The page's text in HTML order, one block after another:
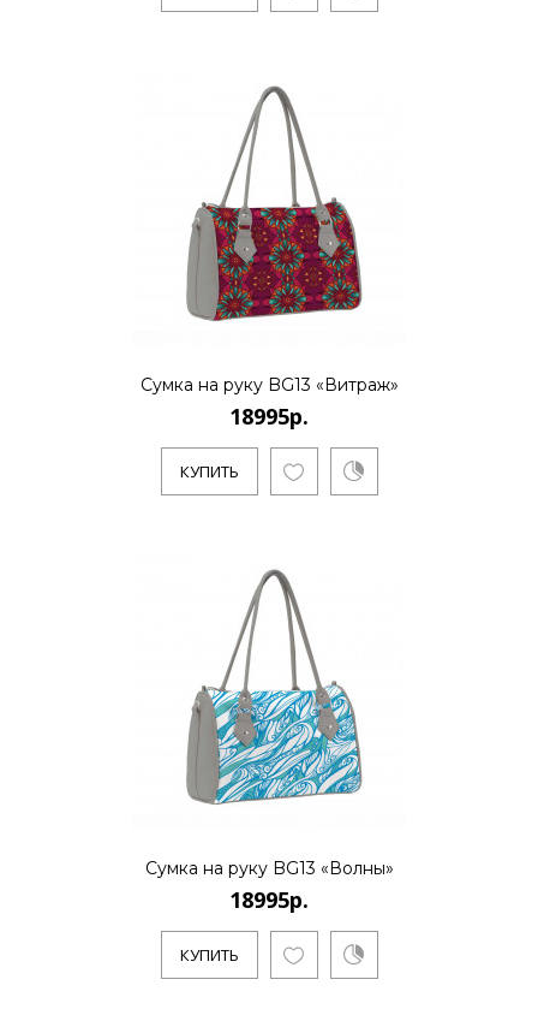
КУПИТЬ
18995р.
КУПИТЬ
18995р.
КУПИТЬ
18995р.
КУПИТЬ
Сумка на руку BG13 «Витраж»
18995р.
КУПИТЬ
Сумка на руку BG13 «Волны»
18995р.
КУПИТЬ